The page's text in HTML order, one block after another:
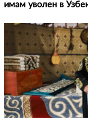
имам уволен в